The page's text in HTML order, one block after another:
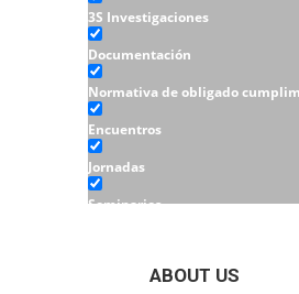
3S Investigaciones
Documentación
Normativa de obligado
Encuentros
Jornadas
Seminarios
ABOUT US